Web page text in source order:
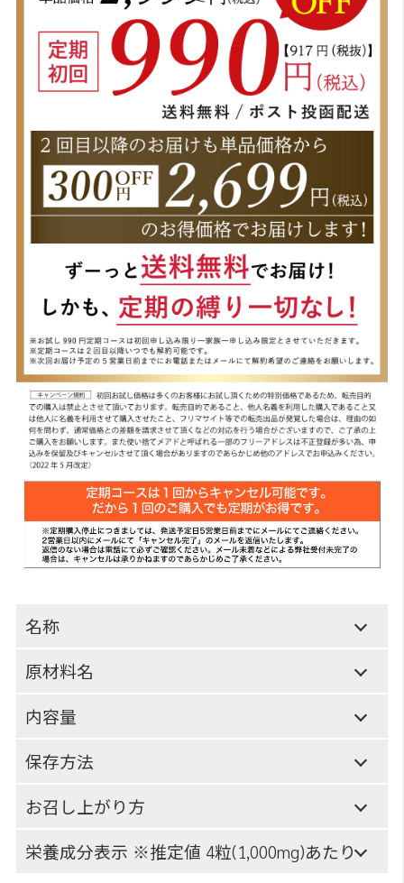
名称
原材料名
内容量
保存方法
お召し上がり方
栄養成分表示 ※推定値 4粒(1,000mg)あたり